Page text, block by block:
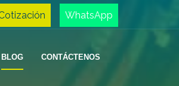
WhatsApp
BLOG CONTÁCTENOS